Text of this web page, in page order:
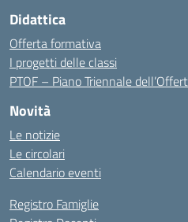
Didattica
Offerta formativa
I progetti delle classi
PTOF – Piano Triennale
Novità
Le notizie
Le circolari
Calendario eventi
Registro Famiglie